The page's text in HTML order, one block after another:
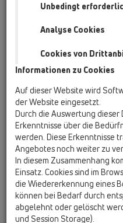
HL01001D
02 Waschtisch /
HL01007D
02 Waschtisch /
Keildichtung
HL01069D
02 Waschtisch
HL01069D
Keildichtung
HL015.1.2E
02 Waschtisch /
Ventilstopfen
Kettenhalter
Unbedingt
Analyse Cookies
Cookies von
Informationen zu Cookies
Auf dieser Website wird
der Website eingesetzt.
Durch die Auswertung
Erkenntnisse über die
werden. Diese Erkenntnisse
Angebotes noch weiter zu
In diesem Zusammenhang
Einsatz. Cookies sind im
die Wiedererkennung eines
können bei Bedarf durch
abgelehnt oder gelöscht
und Session Storage).